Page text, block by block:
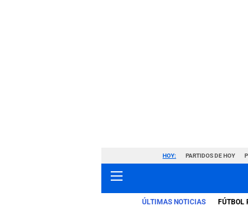
HOY: PARTIDOS DE HOY
ÚLTIMAS NOTICIAS FÚTBOL